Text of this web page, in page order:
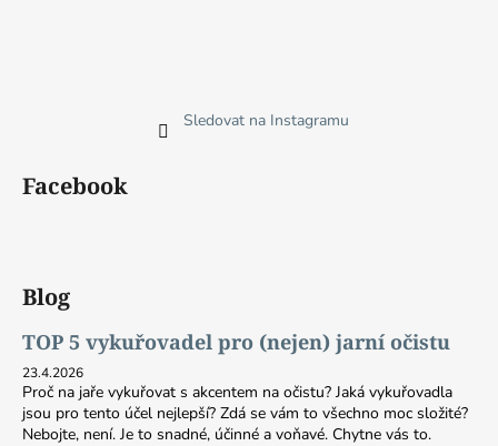
Sledovat na Instagramu
Facebook
Blog
TOP 5 vykuřovadel pro (nejen) jarní očistu
23.4.2026
Proč na jaře vykuřovat s akcentem na očistu? Jaká vykuřovadla
jsou pro tento účel nejlepší? Zdá se vám to všechno moc složité?
Nebojte, není. Je to snadné, účinné a voňavé. Chytne vás to.